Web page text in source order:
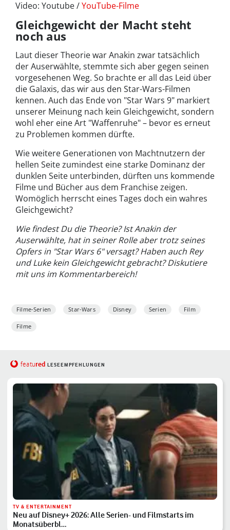
Video: Youtube /YouTube-Filme
Gleichgewicht der Macht steht
noch aus
Laut dieser Theorie war Anakin zwar tatsächlich
der Auserwählte, stemmte sich aber gegen seinen
vorgesehenen Weg. So brachte er all das Leid über
die Galaxis, das wir aus den Star-Wars-Filmen
kennen. Auch das Ende von "Star Wars 9" markiert
unserer Meinung nach kein Gleichgewicht, sondern
wohl eher eine Art "Waffenruhe" – bevor es erneut
zu Problemen kommen dürfte.
Wie weitere Generationen von Machtnutzern der
hellen Seite zumindest eine starke Dominanz der
dunklen Seite unterbinden, dürften uns kommende
Filme und Bücher aus dem Franchise zeigen.
Womöglich herrscht eines Tages doch ein wahres
Gleichgewicht?
Wie findest Du die Theorie? Ist Anakin der
Auserwählte, hat in seiner Rolle aber trotz seines
Opfers in "Star Wars 6" versagt? Haben auch Rey
und Luke kein Gleichgewicht gebracht? Diskutiere
mit uns im Kommentarbereich!
Filme-Serien Star-Wars Disney Serien Film
Filme
featured LESEEMPFEHLUNGEN
TV & ENTERTAINMENT
Neu auf Disney+ 2026: Alle Serien- und Filmstarts im
Monatsüberbl…